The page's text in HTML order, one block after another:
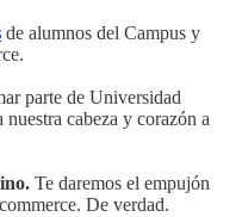
de alumnos del Campus y
parte de Universidad
cabeza y corazón a
Te daremos el empujón
De verdad.